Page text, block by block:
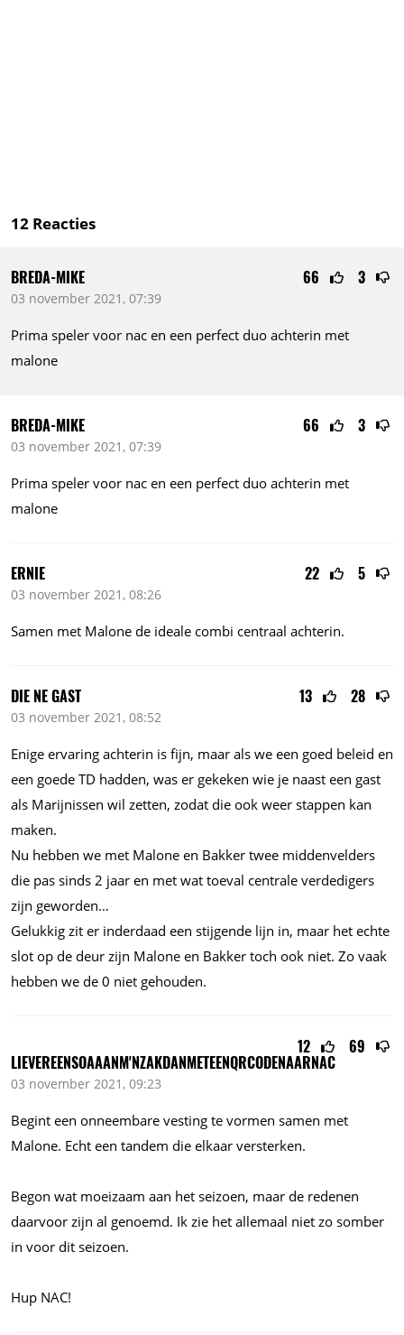
12 Reacties
66 3
BREDA-MIKE
03 november 2021, 07:39
Prima speler voor nac en een perfect duo achterin met
malone
66 3
BREDA-MIKE
03 november 2021, 07:39
Prima speler voor nac en een perfect duo achterin met
malone
22 5
ERNIE
03 november 2021, 08:26
Samen met Malone de ideale combi centraal achterin.
13 28
DIE NE GAST
03 november 2021, 08:52
Enige ervaring achterin is fijn, maar als we een goed beleid en
een goede TD hadden, was er gekeken wie je naast een gast
als Marijnissen wil zetten, zodat die ook weer stappen kan
maken.
Nu hebben we met Malone en Bakker twee middenvelders
die pas sinds 2 jaar en met wat toeval centrale verdedigers
zijn geworden…
Gelukkig zit er inderdaad een stijgende lijn in, maar het echte
slot op de deur zijn Malone en Bakker toch ook niet. Zo vaak
hebben we de 0 niet gehouden.
12 69
LIEVEREENSOAAANM'NZAKDANMETEENQRCODENAARNAC
03 november 2021, 09:23
Begint een onneembare vesting te vormen samen met
Malone. Echt een tandem die elkaar versterken.
Begon wat moeizaam aan het seizoen, maar de redenen
daarvoor zijn al genoemd. Ik zie het allemaal niet zo somber
in voor dit seizoen.
Hup NAC!